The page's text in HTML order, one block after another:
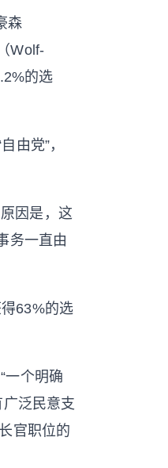
森
Wolf-
的选
由党”，
因是，这
务一直由
63%的选
一个明确
泛民意支
官职位的